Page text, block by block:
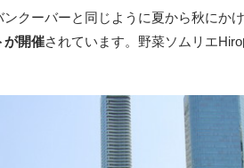
クーバーと同じように夏から秋にかけ
が開催されています。野菜ソムリエ